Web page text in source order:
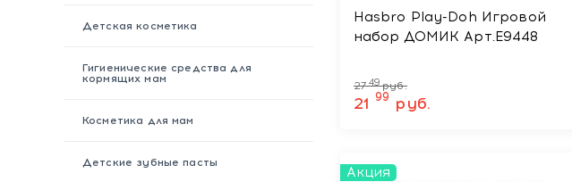
Детская косметика
Гигиенические средства для
кормящих мам
Косметика для мам
Детские зубные пасты
Hasbro Play-Doh Игровой
набор ДОМИК Арт.E9448
2749 руб.
21 99 руб.
Акция